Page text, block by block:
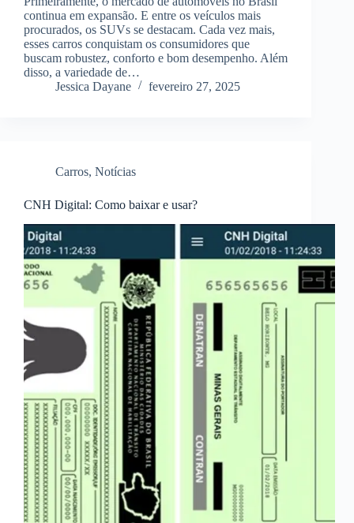
continua em expansão. E entre os veículos mais
procurados, os SUVs se destacam. Cada vez mais,
esses carros conquistam os consumidores que
buscam robustez, conforto e bom desempenho. Além
disso, a variedade de…
Jessica Dayane
fevereiro 27, 2025
Carros, Notícias
CNH Digital: Como baixar e usar?